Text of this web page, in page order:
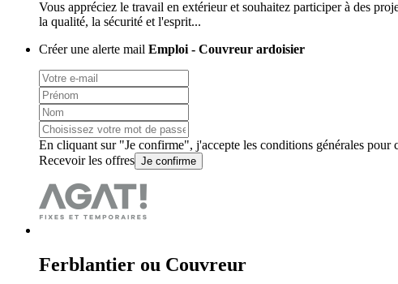
Vous appréciez le travail en extérieur et souhaitez participer à des
la qualité, la sécurité et l'esprit...
Créer une alerte mail Emploi - Couvreur ardoisier
En cliquant sur "Je confirme", j'accepte les conditions générales pour
Recevoir les offres Je confirme
Ferblantier ou Couvreur